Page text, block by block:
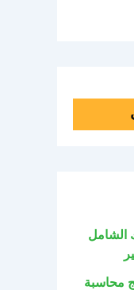
الشامل
محاسبة